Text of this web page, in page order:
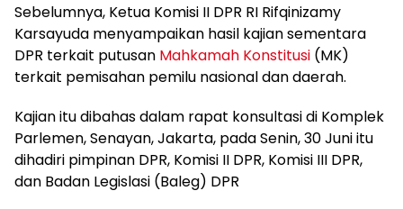
Sebelumnya, Ketua Komisi II DPR RI Rifqinizamy
Karsayuda menyampaikan hasil kajian sementara
DPR terkait putusan Mahkamah Konstitusi (MK)
terkait pemisahan pemilu nasional dan daerah.
Kajian itu dibahas dalam rapat konsultasi di Komplek
Parlemen, Senayan, Jakarta, pada Senin, 30 Juni itu
dihadiri pimpinan DPR, Komisi II DPR, Komisi III DPR,
dan Badan Legislasi (Baleg) DPR